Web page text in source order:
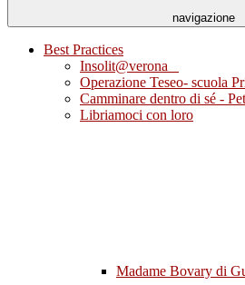
navigazione
Best Practices
Insolit@verona
Operazione Teseo- scuola
Camminare dentro di sé -
Libriamoci con loro
Madame Bovary di